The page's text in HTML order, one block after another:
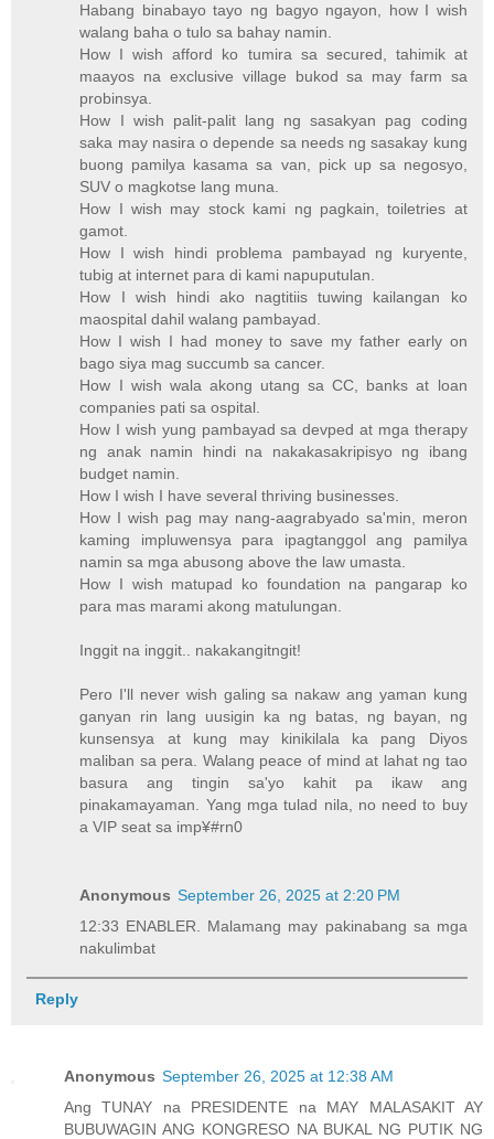
Habang binabayo tayo ng bagyo ngayon, how I wish
walang baha o tulo sa bahay namin.
How I wish afford ko tumira sa secured, tahimik at
maayos na exclusive village bukod sa may farm sa
probinsya.
How I wish palit-palit lang ng sasakyan pag coding
saka may nasira o depende sa needs ng sasakay kung
buong pamilya kasama sa van, pick up sa negosyo,
SUV o magkotse lang muna.
How I wish may stock kami ng pagkain, toiletries at
gamot.
How I wish hindi problema pambayad ng kuryente,
tubig at internet para di kami napuputulan.
How I wish hindi ako nagtitiis tuwing kailangan ko
maospital dahil walang pambayad.
How I wish I had money to save my father early on
bago siya mag succumb sa cancer.
How I wish wala akong utang sa CC, banks at loan
companies pati sa ospital.
How I wish yung pambayad sa devped at mga therapy
ng anak namin hindi na nakakasakripisyo ng ibang
budget namin.
How I wish I have several thriving businesses.
How I wish pag may nang-aagrabyado sa'min, meron
kaming impluwensya para ipagtanggol ang pamilya
namin sa mga abusong above the law umasta.
How I wish matupad ko foundation na pangarap ko
para mas marami akong matulungan.
Inggit na inggit.. nakakangitngit!
Pero I'll never wish galing sa nakaw ang yaman kung
ganyan rin lang uusigin ka ng batas, ng bayan, ng
kunsensya at kung may kinikilala ka pang Diyos
maliban sa pera. Walang peace of mind at lahat ng tao
basura ang tingin sa'yo kahit pa ikaw ang
pinakamayaman. Yang mga tulad nila, no need to buy
a VIP seat sa imp¥#rn0
Anonymous September 26, 2025 at 2:20 PM
12:33 ENABLER. Malamang may pakinabang sa mga
nakulimbat
Reply
Anonymous September 26, 2025 at 12:38 AM
Ang TUNAY na PRESIDENTE na MAY MALASAKIT AY
BUBUWAGIN ANG KONGRESO NA BUKAL NG PUTIK NG